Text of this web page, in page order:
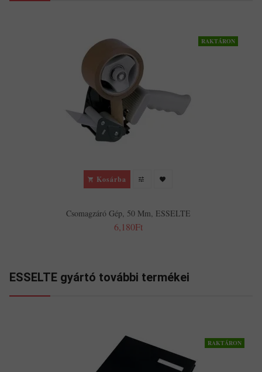
RAKTÁRON
Kosárba
Csomagzáró Gép, 50 Mm, ESSELTE
6,180Ft
ESSELTE gyártó további termékei
RAKTÁRON